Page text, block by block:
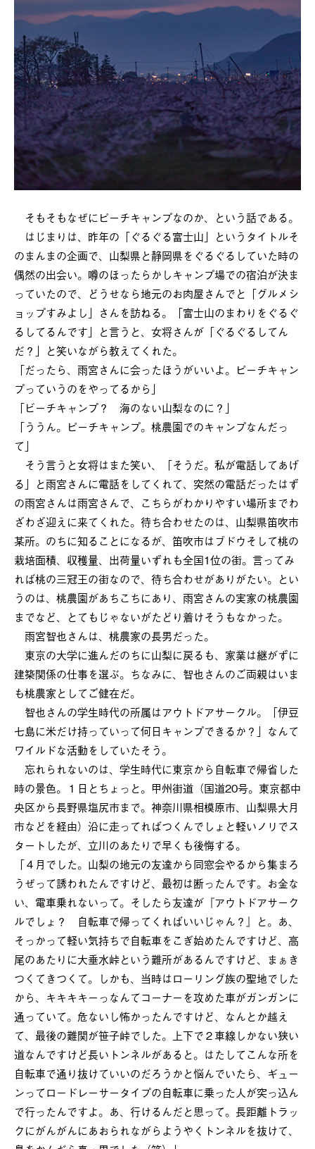
そもそもなぜにピーチキャンプなのか、という話である。
はじまりは、昨年の「ぐるぐる富士山」というタイトルそ
のまんまの企画で、山梨県と静岡県をぐるぐるしていた時の
偶然の出会い。噂のほったらかしキャンプ場での宿泊が決ま
っていたので、どうせなら地元のお肉屋さんでと「グルメシ
ョップすみよし」さんを訪ねる。「富士山のまわりをぐるぐ
るしてるんです」と言うと、女将さんが「ぐるぐるしてん
だ？」と笑いながら教えてくれた。
「だったら、雨宮さんに会ったほうがいいよ。ピーチキャン
プっていうのをやってるから」
「ビーチキャンプ？ 海のない山梨なのに？」
「ううん。ピーチキャンプ。桃農園でのキャンプなんだっ
て」
そう言うと女将はまた笑い、「そうだ。私が電話してあげ
る」と雨宮さんに電話をしてくれて、突然の電話だったはず
の雨宮さんは雨宮さんで、こちらがわかりやすい場所までわ
ざわざ迎えに来てくれた。待ち合わせたのは、山梨県笛吹市
某所。のちに知ることになるが、笛吹市はブドウそして桃の
栽培面積、収穫量、出荷量いずれも全国1位の街。言ってみ
れば桃の三冠王の街なので、待ち合わせがありがたい。とい
うのは、桃農園があちこちにあり、雨宮さんの実家の桃農園
までなど、とてもじゃないがたどり着けそうもなかった。
雨宮智也さんは、桃農家の長男だった。
東京の大学に進んだのちに山梨に戻るも、家業は継がずに
建築関係の仕事を選ぶ。ちなみに、智也さんのご両親はいま
も桃農家としてご健在だ。
智也さんの学生時代の所属はアウトドアサークル。「伊豆
七島に米だけ持っていって何日キャンプできるか？」なんて
ワイルドな活動をしていたそう。
忘れられないのは、学生時代に東京から自転車で帰省した
時の景色。１日とちょっと。甲州街道（国道20号。東京都中
央区から長野県塩尻市まで。神奈川県相模原市、山梨県大月
市などを経由）沿に走ってればつくんでしょと軽いノリでス
タートしたが、立川のあたりで早くも後悔する。
「４月でした。山梨の地元の友達から同窓会やるから集まろ
うぜって誘われたんですけど、最初は断ったんです。お金な
い、電車乗れないって。そしたら友達が『アウトドアサーク
ルでしょ？ 自転車で帰ってくればいいじゃん？』と。あ、
そっかって軽い気持ちで自転車をこぎ始めたんですけど、高
尾のあたりに大垂水峠という難所があるんですけど、まぁき
つくてきつくて。しかも、当時はローリング族の聖地でした
から、キキキキーっなんてコーナーを攻めた車がガンガンに
通っていて。危ないし怖かったんですけど、なんとか越え
て、最後の難関が笹子峠でした。上下で２車線しかない狭い
道なんですけど長いトンネルがあると。はたしてこんな所を
自転車で通り抜けていいのだろうかと悩んでいたら、ギュー
ンってロードレーサータイプの自転車に乗った人が突っ込ん
で行ったんですよ。あ、行けるんだと思って。長距離トラッ
クにがんがんにあおられながらようやくトンネルを抜けて、